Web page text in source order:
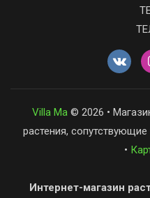
Villa Ma © 2026 •
растения,
•
Интернет-магазин